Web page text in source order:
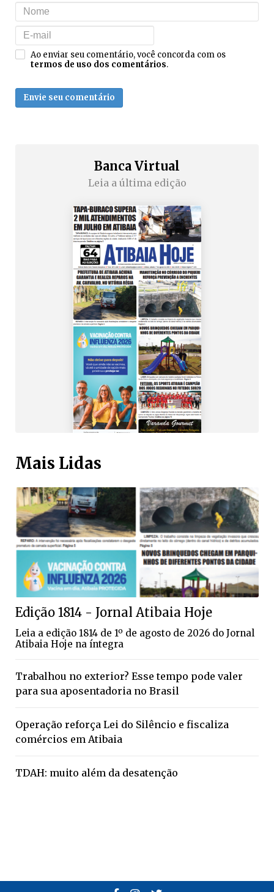
Ao enviar seu comentário, você concorda com os
termos de uso dos comentários.
Envie seu comentário
Banca Virtual
Leia a última edição
Mais Lidas
Edição 1814 - Jornal Atibaia Hoje
Leia a edição 1814 de 1º de agosto de 2026 do Jornal
Atibaia Hoje na íntegra
Trabalhou no exterior? Esse tempo pode valer
para sua aposentadoria no Brasil
Operação reforça Lei do Silêncio e fiscaliza
comércios em Atibaia
TDAH: muito além da desatenção